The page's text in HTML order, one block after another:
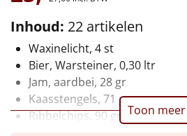
Luxe
Mannen
Vrouwen
Duurzaam
Inhoud: 22 artikelen
Waxinelicht, 4 st
Bier, Warsteiner, 0,30 ltr
Jam, aardbei, 28 gr
Kaasstengels, 71 gr
Ribbelchips, 90 gr Toon meer